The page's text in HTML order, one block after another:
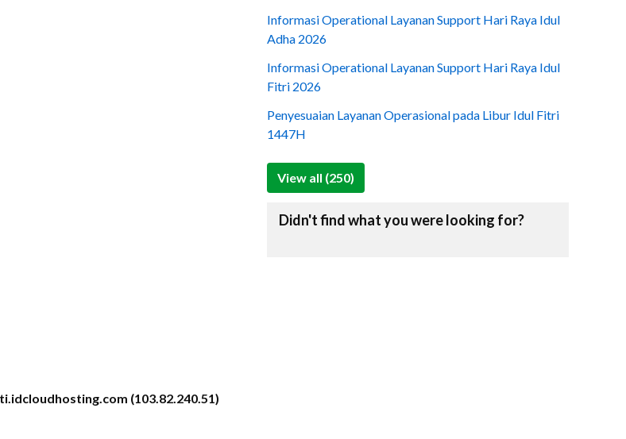
(103.82.240.51)
Informasi Operational Layanan Support Hari Raya Idul
Adha 2026
Informasi Operational Layanan Support Hari Raya Idul
Fitri 2026
Penyesuaian Layanan Operasional pada Libur Idul Fitri
1447H
View all (250)
Didn't find what you were looking for?